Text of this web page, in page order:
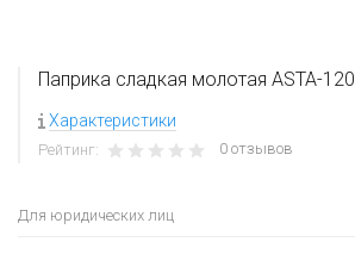
Паприка сладкая молотая ASTA-120
Характеристики
Рейтинг: 0 отзывов
Для юридических лиц